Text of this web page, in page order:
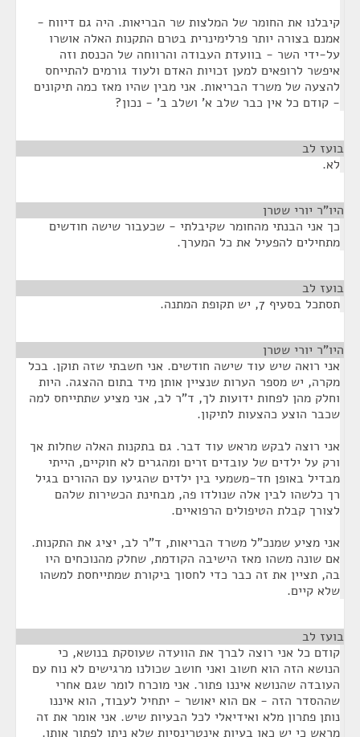
קיבלנו את החומר של המלצות שר הבריאות. היה גם דיווח -
אמנם בצורה יותר פרלימינרית בטרם התקנות האלה אושרו
על-ידי השר - בוועדת העבודה והרווחה של הכנסת וזה
איפשר לרופאים למען זכויות האדם ולעוד גורמים להתייחס
להצעה של משרד הבריאות. אני מבין שהיו מאז כמה תיקונים
- קודם כל אין כבר שלב א' ושלב ב' - נכון?
בועז לב
לא.
היו"ר יורי שטרן
כך אני הבנתי מהחומר שקיבלתי - שכעבור שישה חודשים
מתחילים להפעיל את כל המערך.
בועז לב
תסתכל בסעיף 7, יש תקופת המתנה.
היו"ר יורי שטרן
אני רואה שיש עוד שישה חודשים. אני חשבתי שזה תוקן. בכל
מקרה, יש מספר הערות שנציין אותן מיד בתום ההצגה. היות
וחלק מהן לפחות ידועות לך, ד"ר לב, אני מציע שתתייחס למה
שכבר הוצע כהצעות לתיקון.
אני רוצה לבקש מראש עוד דבר. גם בתקנות האלה שחלות אך
ורק על ילדים של עובדים זרים ומהגרים לא חוקיים, הייתי
מבדיל באופן חד-משמעי בין ילדים שהגיעו עם ההורים בגיל
רך כלשהו לבין אלה שנולדו פה, מבחינת הכשירות שלהם
לצורך קבלת הטיפולים הרפואיים.
אני מציע שמנכ"ל משרד הבריאות, ד"ר לב, יציג את התקנות.
אם שונה משהו מאז הישיבה הקודמת, שחלק מהנוכחים היו
בה, תציין את זה כבר כדי לחסוך ביקורת שמתייחסת למשהו
שלא קיים.
בועז לב
קודם כל אני רוצה לברך את הוועדה שעוסקת בנושא, כי
הנושא הזה הוא חשוב ואני חושב שכולנו מרגישים לא נוח עם
העובדה שהנושא איננו פתור. אני מוכרח לומר שגם אחרי
שההסדר הזה - אם הוא יאושר - יתחיל לעבוד, הוא איננו
נותן פתרון מלא ואידיאלי לכל הבעיות שיש. אני אומר את זה
מראש כי יש כאן בעיות אינטרינסיות שלא ניתן לפתור אותן.